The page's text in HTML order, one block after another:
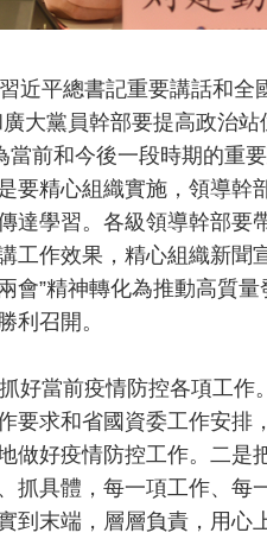
平總書記重要講話和全
大黨員幹部要提高政治
當前和今後一段時期的重
要精心組織實施，領導
學習。各級領導幹部要
工作效果，精心組織新
會”精神轉化為推動高質
利召開。
好當前疫情防控各項工作
要求和省國資委工作安
做好疫情防控工作。二
抓具體，每一項工作、
到末端，層層負責，用